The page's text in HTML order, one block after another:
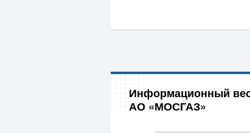
Информационный
АО «МОСГАЗ»